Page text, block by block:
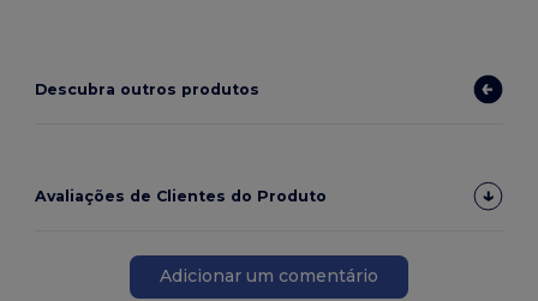
Descubra outros produtos
Avaliações de Clientes do Produto
Adicionar um comentário